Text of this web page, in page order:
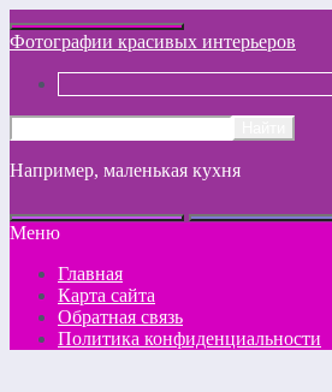
Фотографии красивых интерьеров
Например, маленькая кухня
Меню
Главная
Карта сайта
Обратная связь
Политика конфиденциальности